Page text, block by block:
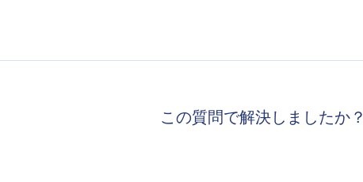
この質問で解決しましたか？